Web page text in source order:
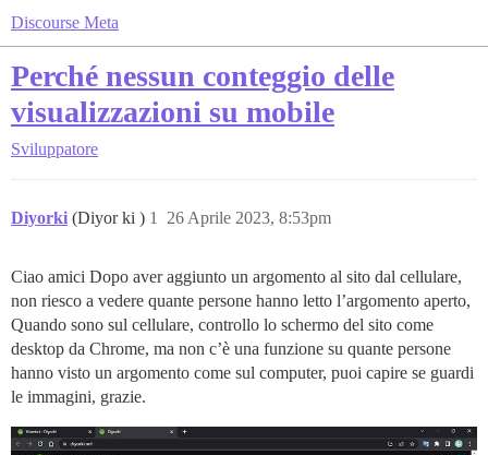
Discourse Meta
Perché nessun conteggio delle
visualizzazioni su mobile
Sviluppatore
Diyorki (Diyor ki ) 26 Aprile 2023, 8:53pm
1
Ciao amici Dopo aver aggiunto un argomento al sito dal cellulare,
non riesco a vedere quante persone hanno letto l’argomento aperto,
Quando sono sul cellulare, controllo lo schermo del sito come
desktop da Chrome, ma non c’è una funzione su quante persone
hanno visto un argomento come sul computer, puoi capire se guardi
le immagini, grazie.